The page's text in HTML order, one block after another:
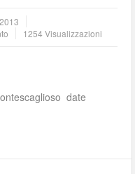
1254 Visualizzazioni
date